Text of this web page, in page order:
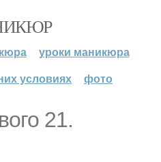
уроки маникюра
условиях
фото
21.